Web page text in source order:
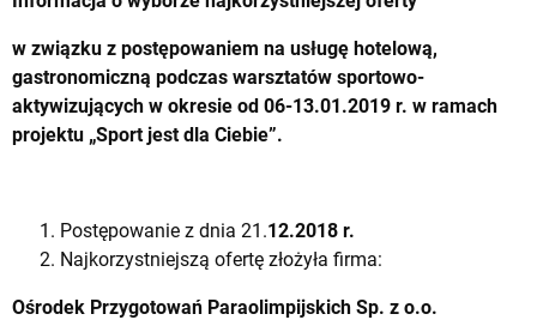
w związku z postępowaniem na usługę hotelową,
gastronomiczną podczas warsztatów sportowo-
aktywizujących w okresie od 06-13.01.2019 r. w ramach
projektu „Sport jest dla Ciebie”.
Postępowanie z dnia 21.12.2018 r.
Najkorzystniejszą ofertę złożyła firma:
Ośrodek Przygotowań Paraolimpijskich Sp. z o.o.